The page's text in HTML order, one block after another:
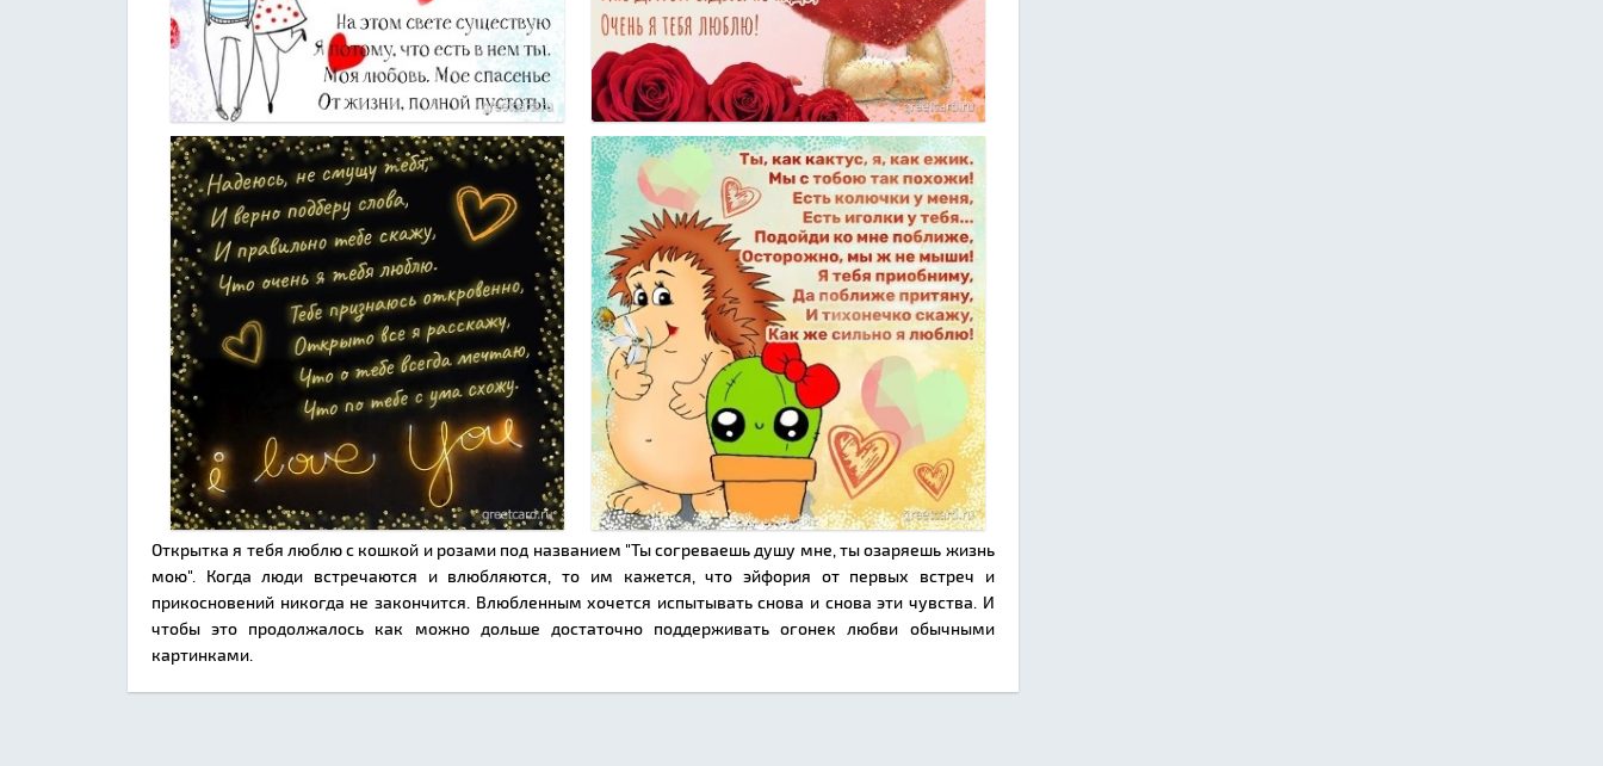
Открытка я тебя люблю с кошкой и розами под названием "Ты согреваешь душу мне, ты озаряешь жизнь
мою". Когда люди встречаются и влюбляются, то им кажется, что эйфория от первых встреч и
прикосновений никогда не закончится. Влюбленным хочется испытывать снова и снова эти чувства. И
чтобы это продолжалось как можно дольше достаточно поддерживать огонек любви обычными
картинками.